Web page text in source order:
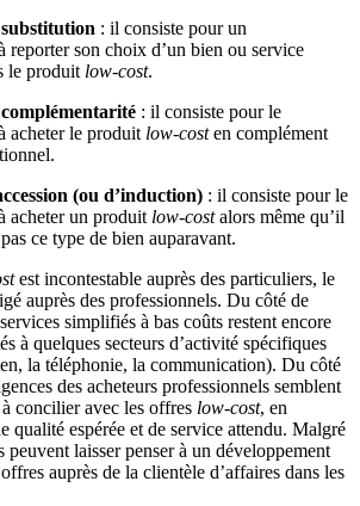
: il consiste pour un
reporter son choix d’un bien ou service
le produit low-cost.
: il consiste pour le
acheter le produit low-costen complément
(ou d’induction) : il consiste pour le
acheter un produit low-costalors même qu’il
ce type de bien auparavant.
est incontestable auprès des particuliers, le
auprès des professionnels. Du côté de
simplifiés à bas coûts restent encore
à quelques secteurs d’activité spécifiques
la téléphonie, la communication). Du côté
des acheteurs professionnels semblent
concilier avec les offres low-cost, en
qualité espérée et de service attendu. Malgré
peuvent laisser penser à un développement
auprès de la clientèle d’affaires dans les